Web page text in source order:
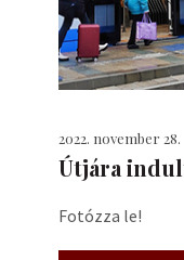
2022. november 28.
Útjára
Fotózza le!